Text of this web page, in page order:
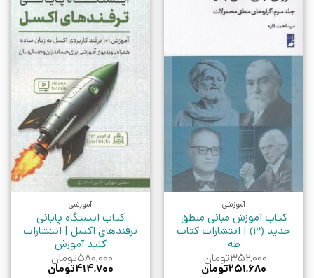
آموزشی
کتاب آموزش مبانی منطق
جدید (3) | انتشارات کتاب
طه
۳۵۲,۰۰۰تومان
قیمت
۲۵۱,۶۸۰تومان
آموزشی
کتاب ایستگاه پایانی
ترفندهای اکسل | انتشارات
کلید آموزش
۵۸۰,۰۰۰تومان
قیمت
۴۱۴,۷۰۰تومان